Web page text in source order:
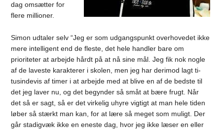
dag omsætter for
flere millioner.
Simon udtaler selv “Jeg er som udgangspunkt overhovedet ikke
mere intelligent end de fleste, det hele handler bare om
prioriteter at arbejde hårdt på at nå sine mål. Jeg fik nok nogle
af de laveste karakterer i skolen, men jeg har derimod lagt ti-
tusindevis af timer i at arbejde med at blive en af de bedste til
det jeg laver nu, og det begynder så småt at bære frugt. Når
det så er sagt, så er det virkelig uhyre vigtigt at man hele tiden
løber så stærkt man kan, for at lære så meget som muligt. Der
går stadigvæk ikke en eneste dag, hvor jeg ikke læser en eller